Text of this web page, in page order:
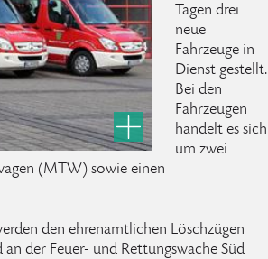
Tagen drei
neue
Fahrzeuge in
Dienst gestellt.
Bei den
Fahrzeugen
handelt es sich
um zwei
(MTW) sowie einen
den ehrenamtlichen Löschzügen
der Feuer- und Rettungswache Süd